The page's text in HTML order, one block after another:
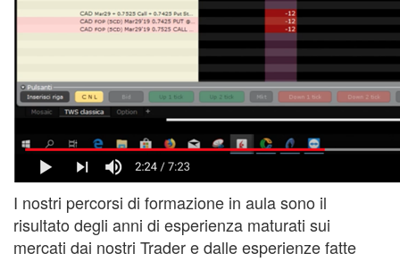
I nostri percorsi di formazione in aula sono il
risultato degli anni di esperienza maturati sui
mercati dai nostri Trader e dalle esperienze fatte